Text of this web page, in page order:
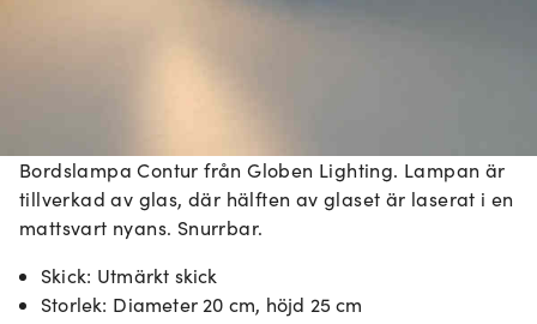
Bordslampa Contur från Globen Lighting. Lampan är
tillverkad av glas, där hälften av glaset är laserat i en
mattsvart nyans. Snurrbar.
Skick: Utmärkt skick
Storlek: Diameter 20 cm, höjd 25 cm